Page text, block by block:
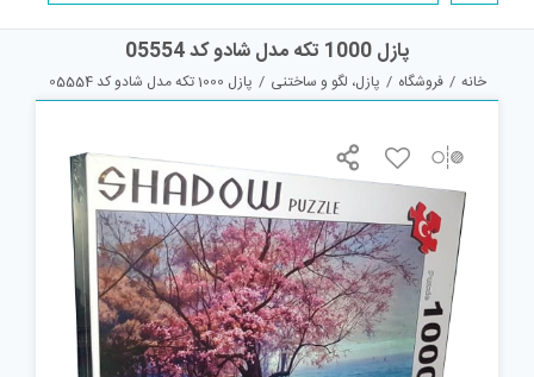
پازل 1000 تکه مدل شادو کد 05554
خانه / فروشگاه / پازل، لگو و ساختنی / پازل 1000 تکه مدل شادو کد 05554